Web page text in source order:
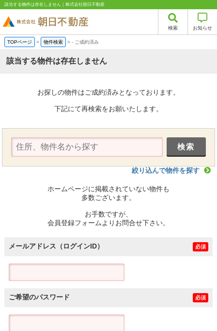
該当する物件は存在しません｜株式会社朝日不動産
検索 お知らせ
TOPページ > 物件検索 >- ご成約済み
該当する物件は存在しません
お探しの物件はご成約済みとなっております。
下記にて再検索をお願いたします。
絞り込んで物件を探す
ホームページに掲載されていない物件も
多数ございます。
お手数ですが、
会員登録フォームよりお問合せ下さい。
メールアドレス（ログインID） 必須
ご希望のパスワード 必須